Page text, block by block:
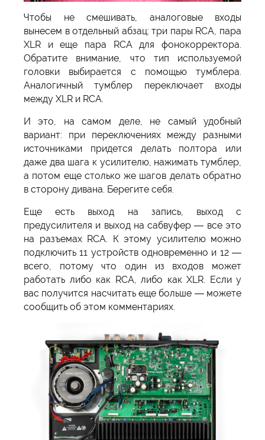
Чтобы не смешивать, аналоговые входы
вынесем в отдельный абзац: три пары RCA, пара
XLR и еще пара RCA для фонокорректора.
Обратите внимание, что тип используемой
головки выбирается с помощью тумблера.
Аналогичный тумблер переключает входы
между XLR и RCA.
И это, на самом деле, не самый удобный
вариант: при переключениях между разными
источниками придется делать полтора или
даже два шага к усилителю, нажимать тумблер,
а потом еще столько же шагов делать обратно
в сторону дивана. Берегите себя.
Еще есть выход на запись, выход с
предусилителя и выход на сабвуфер — все это
на разъемах RCA. К этому усилителю можно
подключить 11 устройств одновременно и 12 —
всего, потому что один из входов может
работать либо как RCA, либо как XLR. Если у
вас получится насчитать еще больше — можете
сообщить об этом комментариях.